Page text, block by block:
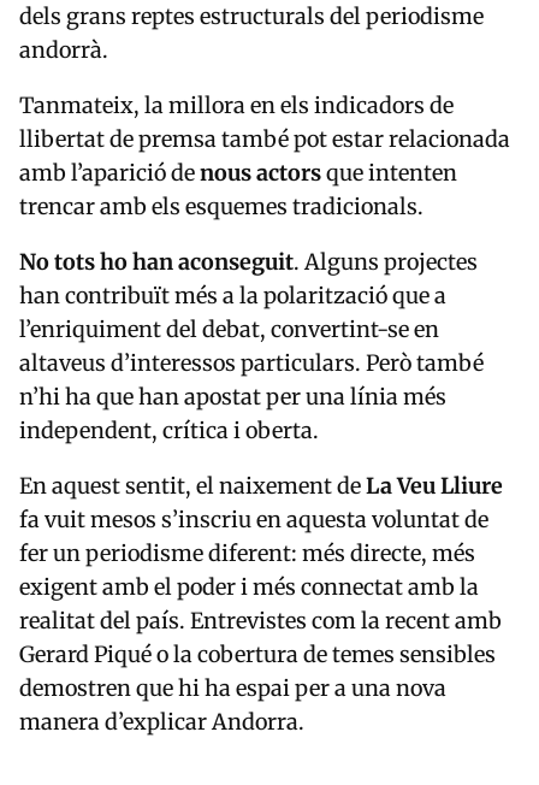
dels grans reptes estructurals del periodisme
andorrà.
Tanmateix, la millora en els indicadors de
llibertat de premsa també pot estar relacionada
amb l’aparició denous actorsque intenten
trencar amb els esquemes tradicionals.
No tots ho han aconseguit. Alguns projectes
han contribuït més a la polarització que a
l’enriquiment del debat, convertint-se en
altaveus d’interessos particulars. Però també
n’hi ha que han apostat per una línia més
independent, crítica i oberta.
En aquest sentit, el naixement deLa Veu Lliure
fa vuit mesos s’inscriu en aquesta voluntat de
fer un periodisme diferent: més directe, més
exigent amb el poder i més connectat amb la
realitat del país. Entrevistes com la recent amb
Gerard Piquéo la cobertura de temes sensibles
demostren que hi ha espai per a una nova
manera d’explicar Andorra.